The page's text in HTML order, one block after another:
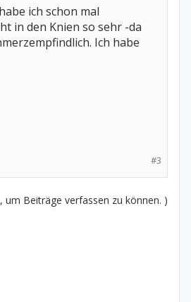
ich schon mal
in den Knien so sehr -da
Ich habe
#3
Beiträge verfassen zu können. )